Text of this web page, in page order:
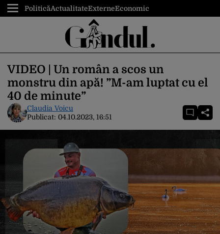
PoliticăActualitateExterneEconomic
VIDEO | Un român a scos un
monstru din apă! ”M-am luptat cu el
40 de minute”
Claudia Voicu
Publicat: 04.10.2023, 16:51